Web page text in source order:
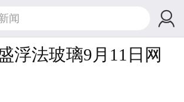

浮法玻璃9月11日网